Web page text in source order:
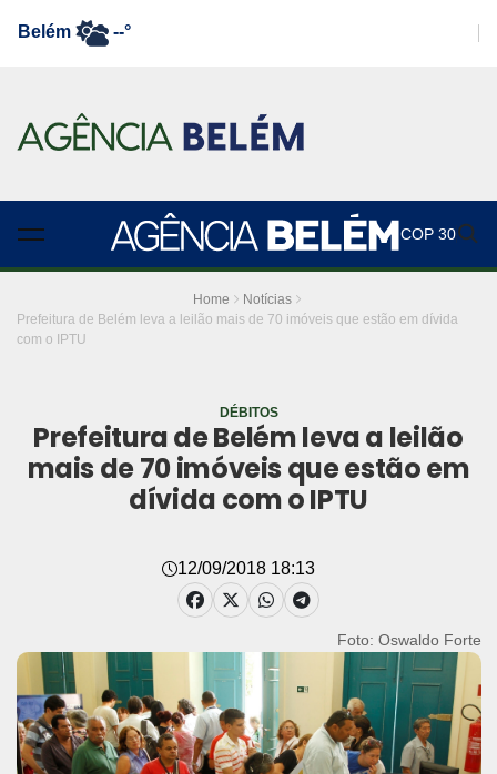
Belém --°
COP 30
Home
Notícias
Prefeitura de Belém leva a leilão mais de 70 imóveis que estão em dívida
com o IPTU
DÉBITOS
Prefeitura de Belém leva a leilão
mais de 70 imóveis que estão em
dívida com o IPTU
12/09/2018 18:13
Foto: Oswaldo Forte